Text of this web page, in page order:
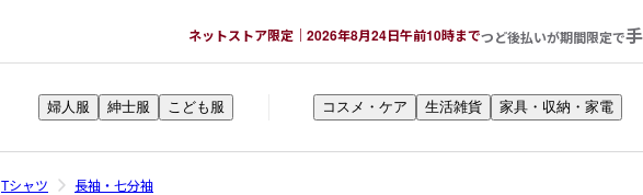
ネットストア限定｜2026年8月24日午前10時までつど後払いが期間限定で
婦人服 紳士服 こども服 コスメ・ケア 生活雑貨 家具・収納・家電
Tシャツ 長袖・七分袖